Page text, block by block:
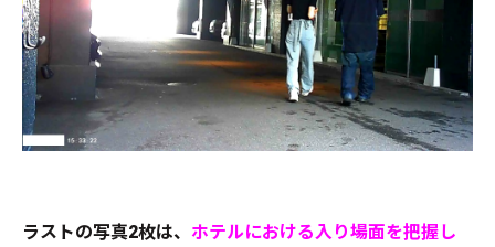
ラストの写真2枚は、 ホテルにおける入り場面を把握し